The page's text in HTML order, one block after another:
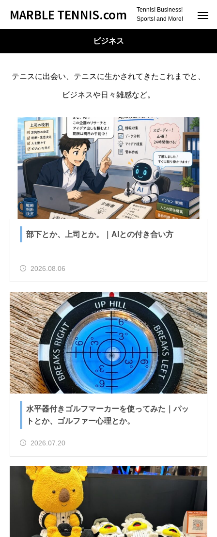
MARBLE TENNIS.com
Tennis! Business!
Sports! and More!
ビジネス
テニスに出会い、テニスに生かされてきたこれまでと、
ビジネスや日々雑感など。
部下とか、上司とか。｜AIとの付き合い方
2026.08.06
水平器付きゴルフマーカーを使ってみた｜パッ
トとか、ゴルファー心理とか。
2026.07.20